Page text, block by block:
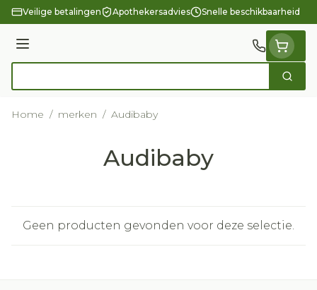
Ga naar de inhoud
Veilige betalingen Apothekersadvies Snelle beschikbaarheid
Menu
Zoek
Home / merken / Audibaby
Audibaby
Geen producten gevonden voor deze selectie.